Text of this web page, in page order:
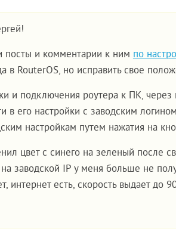
посты и комментарии к ним по
в RouterOS, но исправить свое
и подключения роутера к ПК, через
в его настройки с заводским
настройкам путем нажатия на
цвет с синего на зеленый после
заводской IP у меня больше не
интернет есть, скорость выдает до